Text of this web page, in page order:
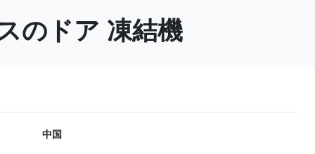
のドア 凍結機
中国